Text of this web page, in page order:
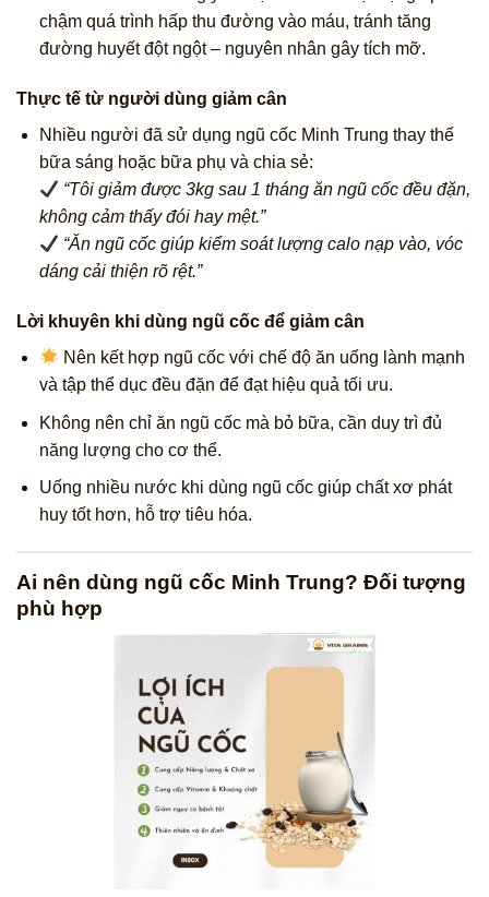
chậm quá trình hấp thu đường vào máu, tránh tăng
đường huyết đột ngột – nguyên nhân gây tích mỡ.
Thực tế từ người dùng giảm cân
Nhiều người đã sử dụng ngũ cốc Minh Trung thay thế
bữa sáng hoặc bữa phụ và chia sẻ:
“Tôi giảm được 3kg sau 1 tháng ăn ngũ cốc đều đặn,
không cảm thấy đói hay mệt.”
“Ăn ngũ cốc giúp kiểm soát lượng calo nạp vào, vóc
dáng cải thiện rõ rệt.”
Lời khuyên khi dùng ngũ cốc để giảm cân
Nên kết hợp ngũ cốc với chế độ ăn uống lành mạnh
và tập thể dục đều đặn để đạt hiệu quả tối ưu.
Không nên chỉ ăn ngũ cốc mà bỏ bữa, cần duy trì đủ
năng lượng cho cơ thể.
Uống nhiều nước khi dùng ngũ cốc giúp chất xơ phát
huy tốt hơn, hỗ trợ tiêu hóa.
Ai nên dùng ngũ cốc Minh Trung? Đối tượng
phù hợp